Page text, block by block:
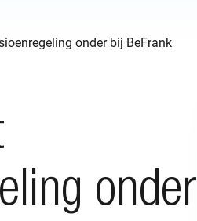
onder bij BeFrank
onder